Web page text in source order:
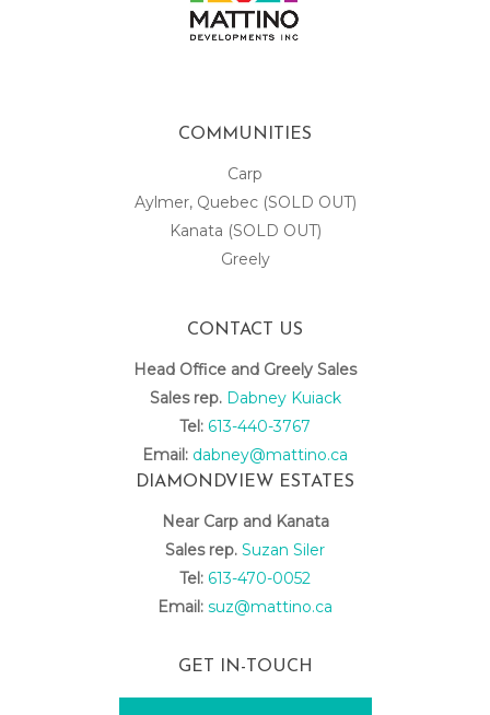
COMMUNITIES
Carp
Aylmer, Quebec (SOLD OUT)
Kanata (SOLD OUT)
Greely
CONTACT US
Head Office and Greely Sales
Sales rep. Dabney Kuiack
Tel: 613-440-3767
Email: dabney@mattino.ca
DIAMONDVIEW ESTATES
Near Carp and Kanata
Sales rep. Suzan Siler
Tel: 613-470-0052
Email: suz@mattino.ca
GET IN-TOUCH